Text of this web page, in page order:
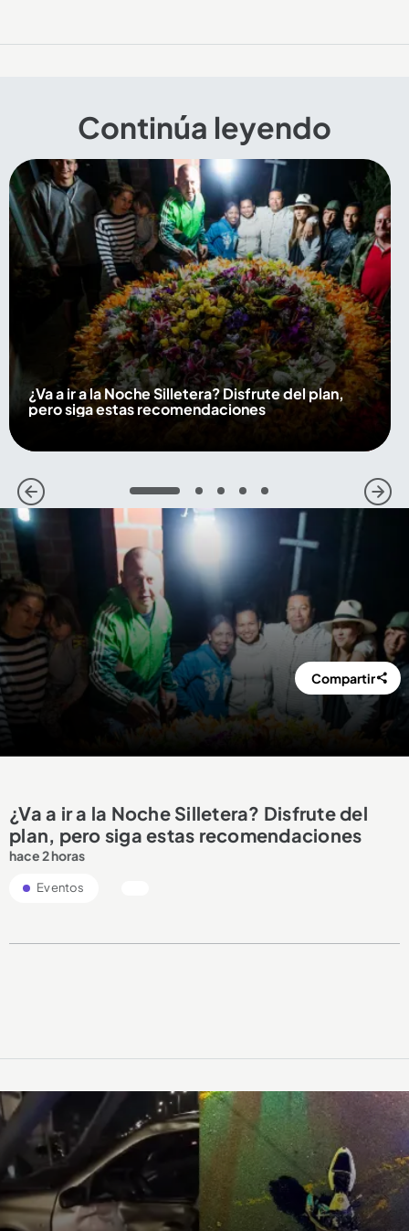
Continúa leyendo
¿Va a ir a la Noche Silletera? Disfrute del plan,
pero siga estas recomendaciones
1 2 3 4 5
Compartir
¿Va a ir a la Noche Silletera? Disfrute del
plan, pero siga estas recomendaciones
hace 2 horas
Eventos